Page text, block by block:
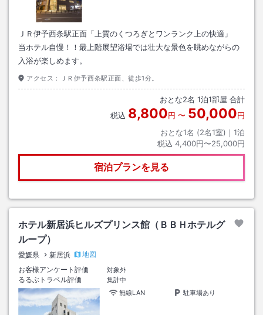
ＪＲ伊予西条駅正面「上質のくつろぎとワンランク上の快適」
当ホテル自慢！！最上階展望浴場では壮大な景色を眺めながらの
入浴が楽しめます。
アクセス： ＪＲ伊予西条駅正面、徒歩1分。
おとな2名 1泊1部屋 合計
税込 8,800円 〜 50,000円
おとな1名 (2名1室)｜ 1泊
税込 4,400円〜25,000円
宿泊プランを見る
ホテル新居浜ヒルズプリンス館（ＢＢＨホテルグ
ループ）
愛媛県 新居浜
地図
お客様アンケート評価
対象外
るるぶトラベル評価
集計中
無線LAN
駐車場あり